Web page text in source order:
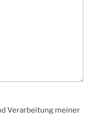
Verarbeitung meiner